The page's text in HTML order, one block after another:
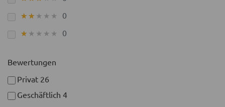
★★★★★
★★★★★ 0
★★★★★
★★★★★ 0
Bewertungen
Privat 26
Geschäftlich 4